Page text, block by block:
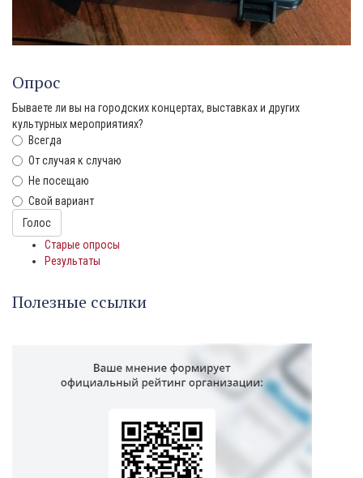
Опрос
Бываете ли вы на городских концертах, выставках и других
культурных мероприятиях?
Всегда
От случая к случаю
Не посещаю
Свой вариант
Варианты
Голос
Старые опросы
Результаты
Полезные ссылки